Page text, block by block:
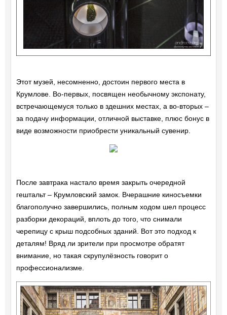
Этот музей, несомненно, достоин первого места в
Крумлове. Во-первых, посвящен необычному экспонату,
встречающемуся только в здешних местах, а во-вторых –
за подачу информации, отличной выставке, плюс бонус в
виде возможности приобрести уникальный сувенир.
После завтрака настало время закрыть очередной
гештальт – Крумловский замок. Вчерашние киносъемки
благополучно завершились, полным ходом шел процесс
разборки декораций, вплоть до того, что снимали
черепицу с крыш подсобных зданий. Вот это подход к
деталям! Вряд ли зрители при просмотре обратят
внимание, но такая скрупулёзность говорит о
профессионализме.